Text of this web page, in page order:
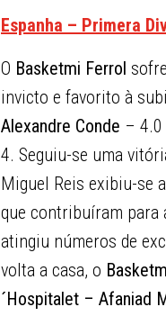
Espanha – Primera
O Basketmi Ferrol
invicto e favorito à
Alexandre Conde –
4. Seguiu-se uma
Miguel Reis exibiu-se
que contribuíram
atingiu números de
volta a casa, o
´Hospitalet – Afaniad